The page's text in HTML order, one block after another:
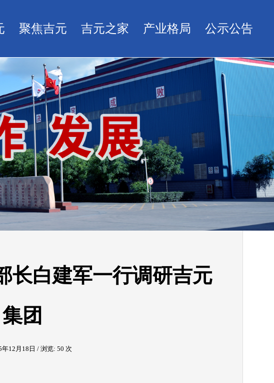
聚焦吉元 吉元之家 产业格局 公示公告
长白建军一行调研吉元
集团
年12月18日 / 浏览: 50 次